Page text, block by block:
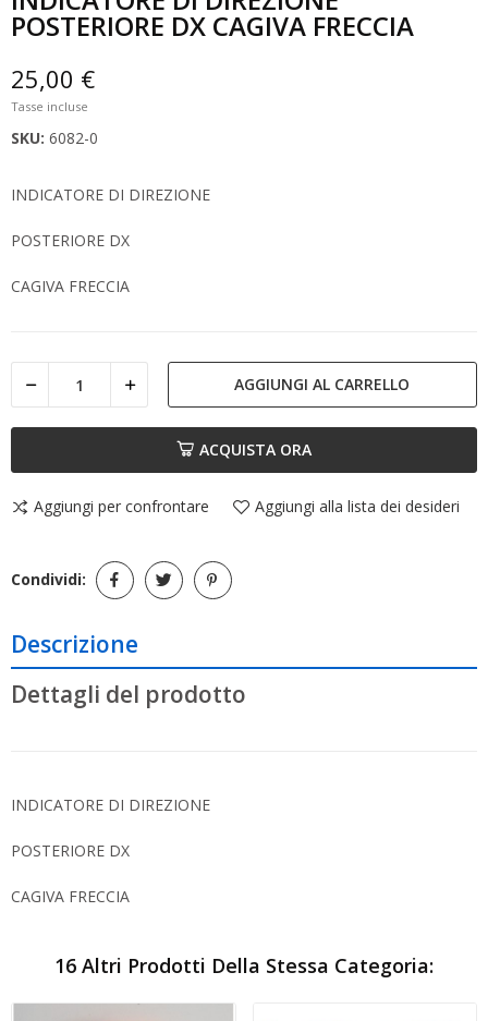
POSTERIORE DX CAGIVA FRECCIA
25,00 €
Tasse incluse
SKU: 6082-0
INDICATORE DI DIREZIONE
POSTERIORE DX
CAGIVA FRECCIA
AGGIUNGI AL CARRELLO
ACQUISTA ORA
Aggiungi per confrontare Aggiungi alla lista dei desideri
Condividi:
Descrizione
Dettagli del prodotto
INDICATORE DI DIREZIONE
POSTERIORE DX
CAGIVA FRECCIA
16 Altri Prodotti Della Stessa Categoria: